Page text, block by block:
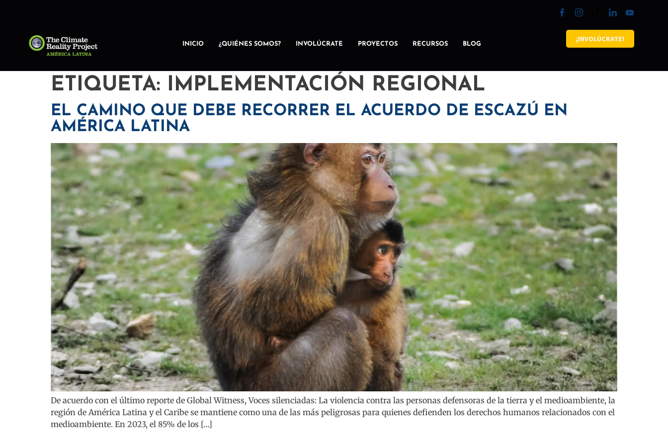
INICIO ¿QUIÉNES SOMOS? INVOLÚCRATE PROYECTOS RECURSOS BLOG
¡INVOLÚCRATE!
ETIQUETA: IMPLEMENTACIÓN REGIONAL
EL CAMINO QUE DEBE RECORRER EL ACUERDO DE ESCAZÚ EN
AMÉRICA LATINA
De acuerdo con el último reporte de Global Witness, Voces silenciadas: La violencia contra las personas defensoras de la tierra y el medioambiente, la
región de América Latina y el Caribe se mantiene como una de las más peligrosas para quienes defienden los derechos humanos relacionados con el
medioambiente. En 2023, el 85% de los […]